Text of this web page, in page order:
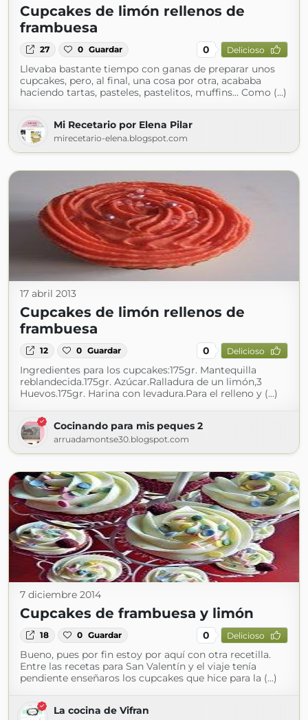
Cupcakes de limón rellenos de
frambuesa
27 0 Guardar 0 Delicioso
Llevaba bastante tiempo con ganas de preparar unos
cupcakes, pero, al final, una cosa por otra, acababa
haciendo tartas, pasteles, pastelitos, muffins... Como (...)
Mi Recetario por Elena Pilar
mirecetario-elena.blogspot.com
17 abril 2013
Cupcakes de limón rellenos de
frambuesa
12 0 Guardar 0 Delicioso
Ingredientes para los cupcakes:175gr. Mantequilla
reblandecida.175gr. Azúcar.Ralladura de un limón,3
Huevos.175gr. Harina con levadura.Para el relleno y (...)
Cocinando para mis peques 2
arruadamontse30.blogspot.com
7 diciembre 2014
Cupcakes de frambuesa y limón
18 0 Guardar 0 Delicioso
Bueno, pues por fin estoy por aquí con otra recetilla.
Entre las recetas para San Valentín y el viaje tenía
pendiente enseñaros los cupcakes que hice para la (...)
La cocina de Vifran